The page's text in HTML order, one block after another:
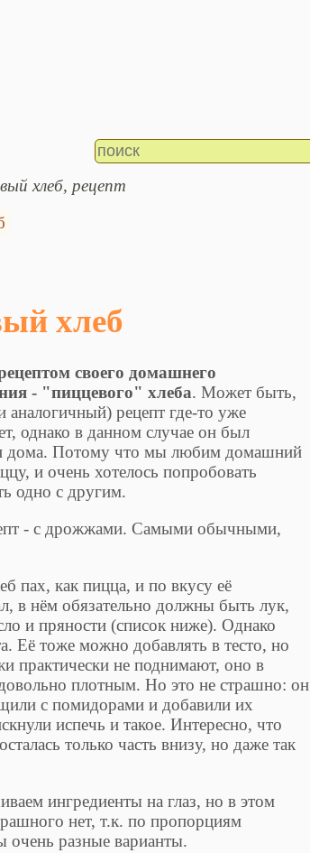
хлеб, рецепт
хлеб
своего домашнего
- "пиццевого" хлеба. Может быть,
аналогичный) рецепт где-то уже
однако в данном случае он был
дома. Потому что мы любим домашний
и очень хотелось попробовать
одно с другим.
- с дрожжами. Самыми обычными,
пах, как пицца, и по вкусу её
в нём обязательно должны быть лук,
и пряности (список ниже). Однако
Её тоже можно добавлять в тесто, но
практически не поднимают, оно в
довольно плотным. Но это не страшно: он
с помидорами и добавили их
испечь и такое. Интересно, что
только часть внизу, но даже так
ингредиенты на глаз, но в этом
нет, т.к. по пропорциям
очень разные варианты.